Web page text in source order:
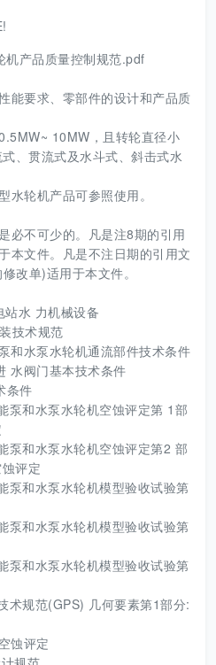
产品质量控制规范.pdf
能要求、零部件的设计和产品质
10MW，且转轮直径小
、贯流式及水斗式、斜击式水
水轮机产品可参照使用。
必不可少的。凡是注8期的引用
本文件。凡是不注日期的引用文
改单)适用于本文件。
水 力机械设备
技术规范
和水泵水轮机通流部件技术条件
水阀门基本技术条件
条件
泵和水泵水轮机空蚀评定第 1部
泵和水泵水轮机空蚀评定第2 部
评定
和水泵水轮机模型验收试验第
和水泵水轮机模型验收试验第
和水泵水轮机模型验收试验第
术规范(GPS) 几何要素第1部分:
蚀评定